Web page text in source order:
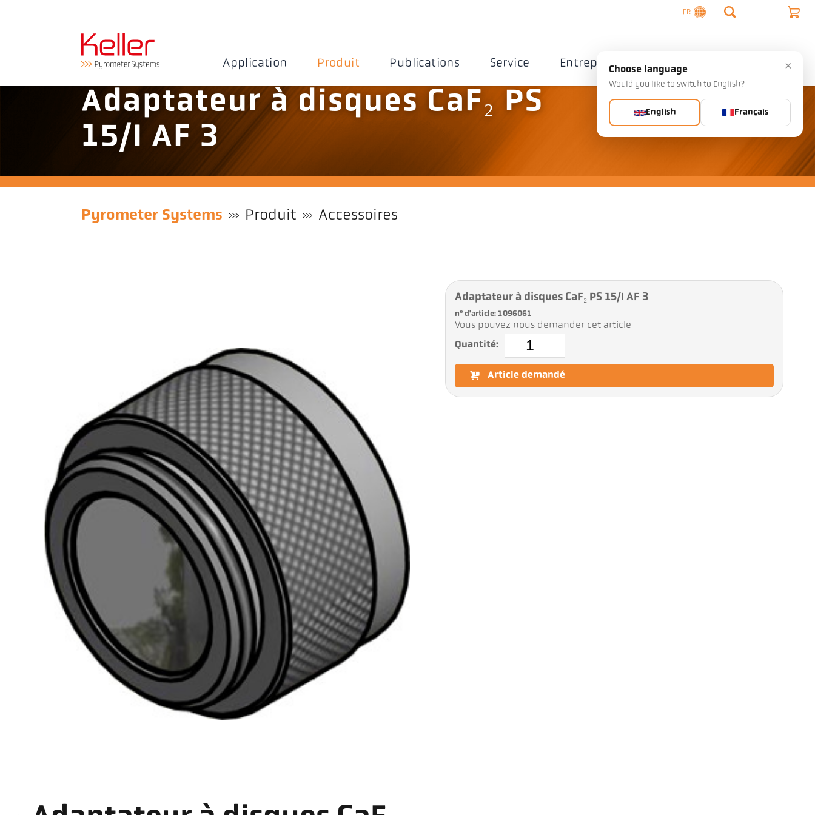
FR
Application Produit Publications Service Entreprise Contact
Adaptateur à disques CaF₂ PS
15/I AF 3
Pyrometer Systems Produit Accessoires
Adaptateur à disques CaF₂ PS 15/I AF 3
n° d'article: 1096061
Vous pouvez nous demander cet article
Quantité:
Article demandé
×
Choose language
Would you like to switch to English?
English Français